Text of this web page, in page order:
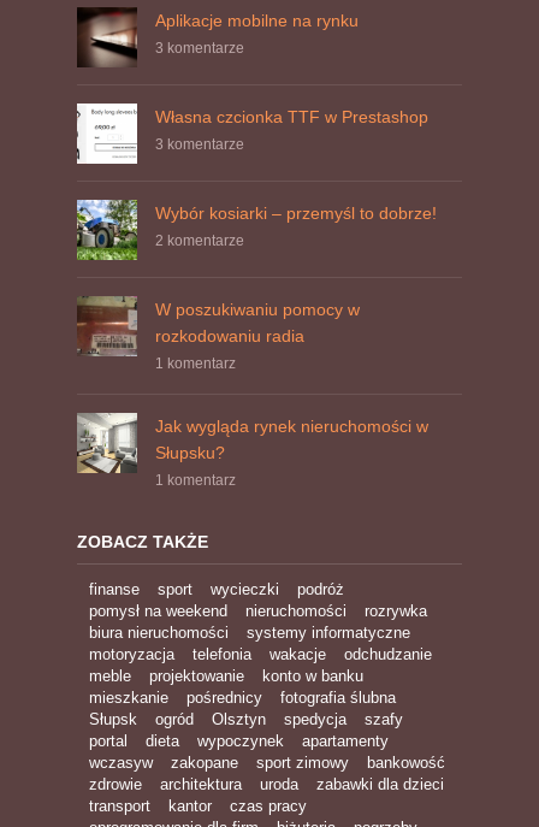
Aplikacje mobilne na rynku
3 komentarze
Własna czcionka TTF w Prestashop
3 komentarze
Wybór kosiarki – przemyśl to dobrze!
2 komentarze
W poszukiwaniu pomocy w
rozkodowaniu radia
1 komentarz
Jak wygląda rynek nieruchomości w
Słupsku?
1 komentarz
ZOBACZ TAKŻE
finanse sport wycieczki
podróż
pomysł na weekend
nieruchomości
rozrywka
biura nieruchomości
systemy informatyczne
motoryzacja
telefonia wakacje
odchudzanie
meble
projektowanie
konto w banku
mieszkanie
pośrednicy
fotografia ślubna
Słupsk
ogród Olsztyn spedycja
szafy
portal
dieta wypoczynek
apartamenty
wczasyw
zakopane sport zimowy
bankowość
zdrowie
architektura uroda
zabawki dla dzieci
transport
kantor
czas pracy